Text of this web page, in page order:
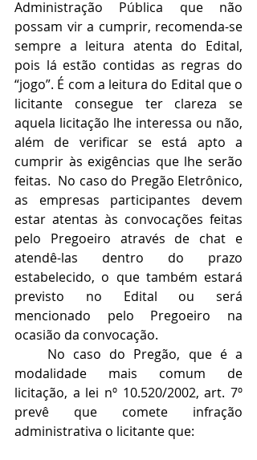
Administração Pública que não
possam vir a cumprir, recomenda-se
sempre a leitura atenta do Edital,
pois lá estão contidas as regras do
“jogo”. É com a leitura do Edital que o
licitante consegue ter clareza se
aquela licitação lhe interessa ou não,
além de verificar se está apto a
cumprir às exigências que lhe serão
feitas.  No caso do Pregão Eletrônico,
as empresas participantes devem
estar atentas às convocações feitas
pelo Pregoeiro através de chat e
atendê-las dentro do prazo
estabelecido, o que também estará
previsto no Edital ou será
mencionado pelo Pregoeiro na
ocasião da convocação.
modalidade mais comum de
licitação, a lei nº 10.520/2002, art. 7º
prevê que comete infração
administrativa o licitante que: